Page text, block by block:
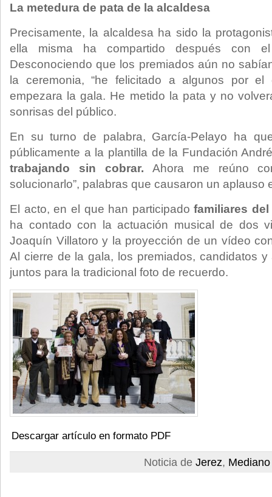
La metedura de pata de la alcaldesa
Precisamente, la alcaldesa ha sido la
ella misma ha compartido después con
Desconociendo que los premiados aún no
la ceremonia, “he felicitado a algunos por
empezara la gala. He metido la pata y no
sonrisas del público.
En su turno de palabra, García-Pelayo ha
públicamente a la plantilla de la Fundación
trabajando sin cobrar. Ahora me reúno
solucionarlo”, palabras que causaron un aplauso
El acto, en el que han participadofamiliares
ha contado con la actuación musical de dos
Joaquín Villatoro y la proyección de un vídeo
Al cierre de la gala, los premiados, candidatos
juntos para la tradicional foto de recuerdo.
Descargar artículo en formato PDF
Noticia de Jerez,